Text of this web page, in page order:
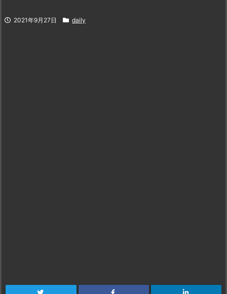
2021年9月27日 daily